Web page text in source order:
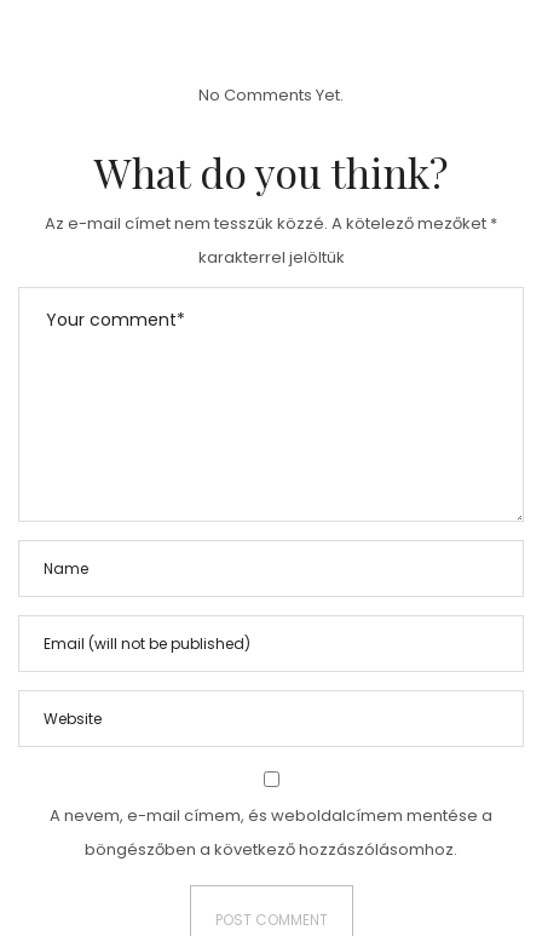
No Comments Yet.
What do you think?
Az e-mail címet nem tesszük közzé. A kötelező mezőket *
karakterrel jelöltük
A nevem, e-mail címem, és weboldalcímem mentése a
böngészőben a következő hozzászólásomhoz.